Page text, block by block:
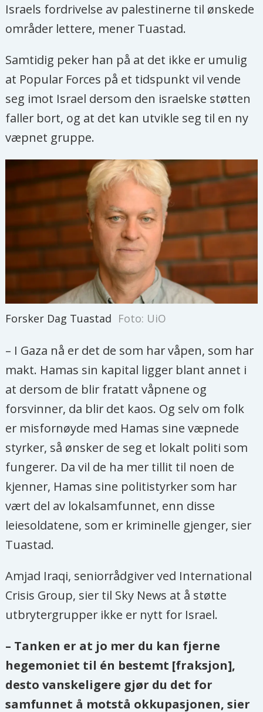
Israels fordrivelse av palestinerne til ønskede
områder lettere, mener Tuastad.
Samtidig peker han på at det ikke er umulig
at Popular Forces på et tidspunkt vil vende
seg imot Israel dersom den israelske støtten
faller bort, og at det kan utvikle seg til en ny
væpnet gruppe.
Forsker Dag Tuastad Foto: UiO
– I Gaza nå er det de som har våpen, som har
makt. Hamas sin kapital ligger blant annet i
at dersom de blir fratatt våpnene og
forsvinner, da blir det kaos. Og selv om folk
er misfornøyde med Hamas sine væpnede
styrker, så ønsker de seg et lokalt politi som
fungerer. Da vil de ha mer tillit til noen de
kjenner, Hamas sine politistyrker som har
vært del av lokalsamfunnet, enn disse
leiesoldatene, som er kriminelle gjenger, sier
Tuastad.
Amjad Iraqi, seniorrådgiver ved International
Crisis Group, sier til Sky News at å støtte
utbrytergrupper ikke er nytt for Israel.
– Tanken er at jo mer du kan fjerne
hegemoniet til én bestemt [fraksjon],
desto vanskeligere gjør du det for
samfunnet å motstå okkupasjonen, sier